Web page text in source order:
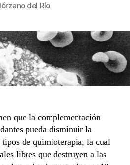
del Río
que la complementación
pueda disminuir la
de quimioterapia, la cual
libres que destruyen a las